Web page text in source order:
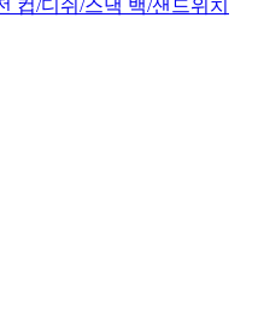
컵/디쉬/스낵 백/샌드위치